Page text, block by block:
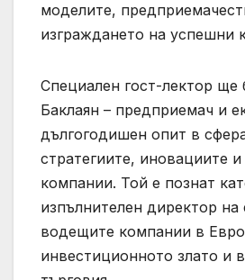
моделите,
изграждането на успешни
Специален гост-лектор ще
Баклаян – предприемач и
дългогодишен опит в
стратегиите, иновациите
компании. Той е познат
изпълнителен директор на
водещите компании в
инвестиционното злато и